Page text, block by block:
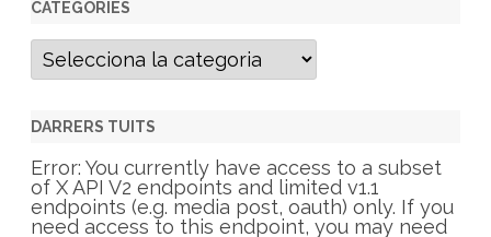
CATEGORIES
C
t
g
r
i
e
s
DARRERS TUITS
Error: You currently have access to a subset
of X API V2 endpoints and limited v1.1
endpoints (e.g. media post, oauth) only. If you
need access to this endpoint, you may need